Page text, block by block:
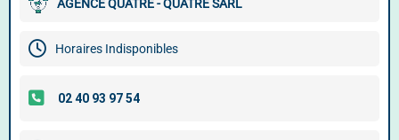
AGENCE QUATRE - QUATRE SARL
Horaires Indisponibles